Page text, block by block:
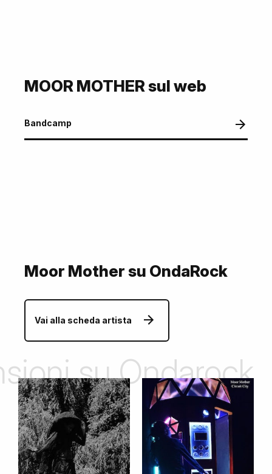
MOOR MOTHER sul web
Bandcamp
Moor Mother su OndaRock
Vai alla scheda artista
su Ondarock